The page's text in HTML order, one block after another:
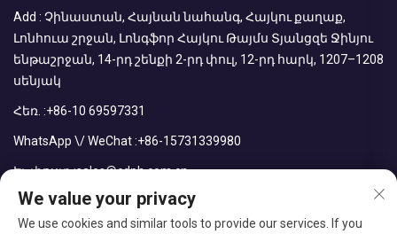
Add : Չինաստան, Հայնան նահանգ, Հայկու քաղաք,
Լոնհուա շրջան, Լոնգֆոր Հայկու Թայմս Տյանցզե Ջինյու
ենթաշրջան, 14-րդ շենքի 2-րդ փուլ, 12-րդ հարկ, 1207–1208
սենյակ
Հեռ. :+86-10 69597331
WhatsApp \/ WeChat :+86-15731339980
Էլ. փոստ :sales@cdph.com.cn
We value your privacy
We use cookies and similar tools to provide our services. If you